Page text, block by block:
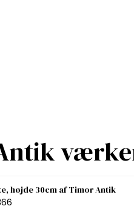
højde 30cm af Timor Antik